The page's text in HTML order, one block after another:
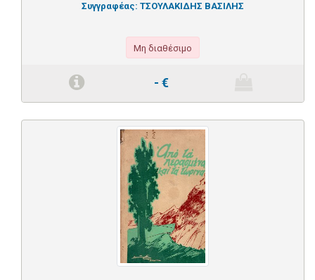
Συγγραφέας: ΤΣΟΥΛΑΚΙΔΗΣ ΒΑΣΙΛΗΣ
Μη διαθέσιμο
- €